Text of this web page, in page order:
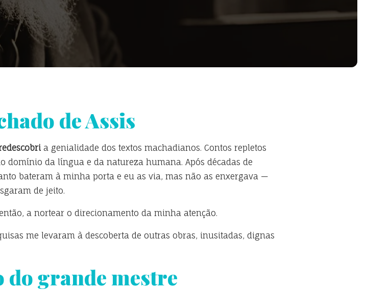
de Assis
a genialidade dos textos machadianos. Contos repletos
domínio da língua e da natureza humana. Após décadas de
bateram à minha porta e eu as via, mas não as enxergava —
de jeito.
a nortear o direcionamento da minha atenção.
me levaram à descoberta de outras obras, inusitadas, dignas
grande mestre